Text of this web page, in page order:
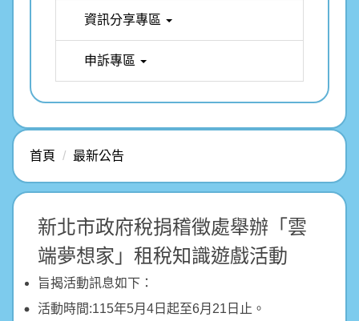
資訊分享專區
申訴專區
首頁 最新公告
新北市政府稅捐稽徵處舉辦「雲
端夢想家」租稅知識遊戲活動
旨揭活動訊息如下：
活動時間:115年5月4日起至6月21日止。